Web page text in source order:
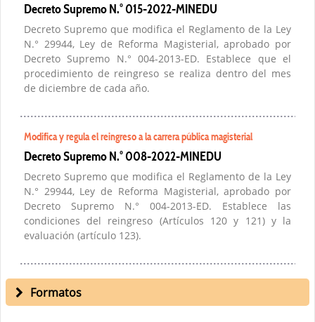
Decreto Supremo N.° 015-2022-MINEDU
Decreto Supremo que modifica el Reglamento de la Ley
N.° 29944, Ley de Reforma Magisterial, aprobado por
Decreto Supremo N.° 004-2013-ED. Establece que el
procedimiento de reingreso se realiza dentro del mes
de diciembre de cada año.
Modifica y regula el reingreso a la carrera pública magisterial
Decreto Supremo N.° 008-2022-MINEDU
Decreto Supremo que modifica el Reglamento de la Ley
N.° 29944, Ley de Reforma Magisterial, aprobado por
Decreto Supremo N.° 004-2013-ED. Establece las
condiciones del reingreso (Artículos 120 y 121) y la
evaluación (artículo 123).
Formatos